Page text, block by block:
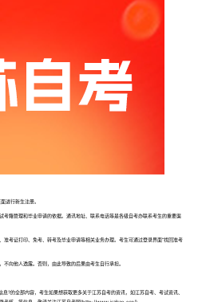
进行新生注册。
籍管理和毕业申请的依据。通讯地址、联系电话等是各级自考办联系考生的重要渠
考证打印、免考、转考及毕业申请等相关业务办理。考生可通过登录界面“找回准考
向他人透露。否则，由此导致的后果由考生自行承担。
息?的全部内容，考生如果想获取更多关于江苏自考的资讯，如江苏自考、考试资讯、